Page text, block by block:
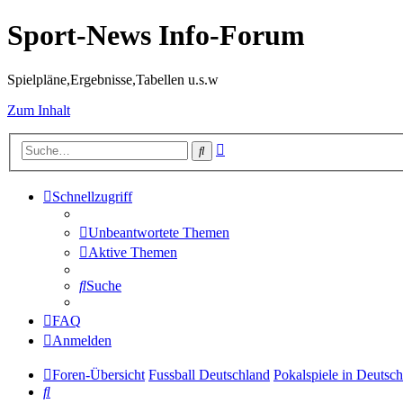
Sport-News Info-Forum
Spielpläne,Ergebnisse,Tabellen u.s.w
Zum Inhalt
Suche
Schnellzugriff
Unbeantwortete Themen
Aktive Themen
Suche
FAQ
Anmelden
Foren-Übersicht Fussball Deutschland Pokalspiele in
Suche